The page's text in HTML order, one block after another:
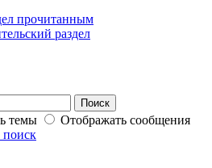
прочитанным
раздел
темы
Отображать сообщения